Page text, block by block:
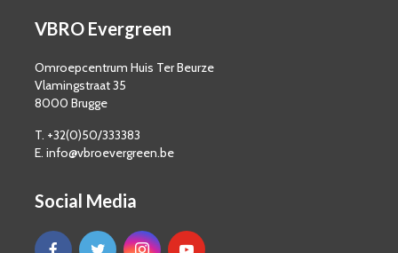
VBRO Evergreen
Omroepcentrum Huis Ter Beurze
Vlamingstraat 35
8000 Brugge
T. +32(0)50/333383
E. info@vbroevergreen.be
Social Media